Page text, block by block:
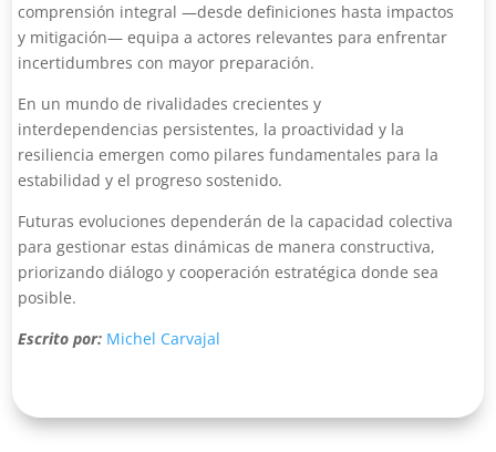
comprensión integral —desde definiciones hasta impactos
y mitigación— equipa a actores relevantes para enfrentar
incertidumbres con mayor preparación.
En un mundo de rivalidades crecientes y
interdependencias persistentes, la proactividad y la
resiliencia emergen como pilares fundamentales para la
estabilidad y el progreso sostenido.
Futuras evoluciones dependerán de la capacidad colectiva
para gestionar estas dinámicas de manera constructiva,
priorizando diálogo y cooperación estratégica donde sea
posible.
Escrito por: Michel Carvajal